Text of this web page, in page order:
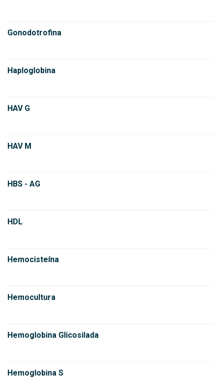
Gonodotrofina
Haploglobina
HAV G
HAV M
HBS - AG
HDL
Hemocisteína
Hemocultura
Hemoglobina Glicosilada
Hemoglobina S